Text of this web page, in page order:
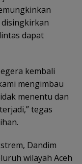
dapat
kembali
mengimbau
menentu dan
tegas
Dandim
wilayah Aceh